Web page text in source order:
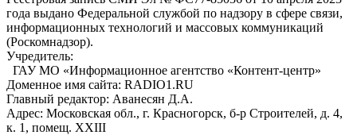
года выдано Федеральной службой по надзору в сфере связи,
информационных технологий и массовых коммуникаций
(Роскомнадзор).
Учредитель:
ГАУ МО «Информационное агентство «Контент-центр»
Доменное имя сайта: RADIO1.RU
Главный редактор: Аванесян Д.А.
Адрес: Московская обл., г. Красногорск, б-р Строителей, д. 4,
к. 1, помещ. XXIII